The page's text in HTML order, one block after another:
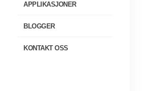
APPLIKASJONER
BLOGGER
KONTAKT OSS